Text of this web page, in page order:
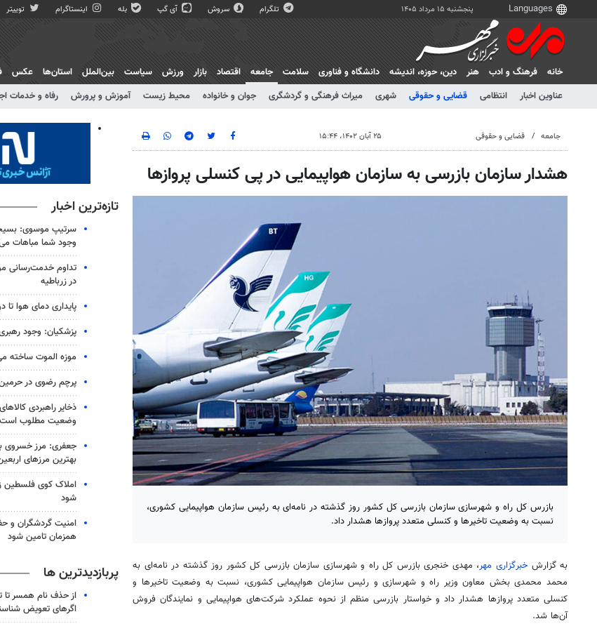
پنجشنبه ۱۵ مرداد ۱۴۰۵ تلگرام سروش آی گپ بله اینستاگرام توییتر
خانه فرهنگ و ادب هنر دين، حوزه، انديشه دانشگاه و فناوری سلامت
جامعه
عناوین اخبار
انتظامی قضایی و حقوقی شهری میراث فرهنگی و گردشگری جوان و خانواده محیط زیست آموزش و پرورش رفاه و خدمات
اقتصاد بازار ورزش سیاست بین‌الملل استان‌ها عکس
جامعه قضایی و حقوقی ۲۵ آبان ۱۴۰۲، ۱۵:۴۴
هشدار سازمان بازرسی به سازمان هواپیمایی در پی کنسلی پروازها
بازرس کل راه و شهرسازی سازمان بازرسی کل کشور روز گذشته در نامه‌ای به رئیس سازمان هواپیمایی کشوری،
نسبت به وضعیت تاخیرها و کنسلی متعدد پروازها هشدار داد.
به گزارش خبرگزاری مهر، مهدی خنجری بازرس کل راه و شهرسازی سازمان بازرسی کل کشور روز گذشته در نامه‌ای به
محمد محمدی بخش معاون وزیر راه و شهرسازی و رئیس سازمان هواپیمایی کشوری، نسبت به وضعیتتاخیرها و
کنسلی متعدد پروازها هشدار داد و خواستار بازرسی منظم از نحوه عملکرد شرکت‌های هواپیمایی و نمایندگان فروش
آن‌ها شد.
تازه‌ترین اخبار
سرتیپ موسوی:
وجود شما مباهات
تداوم خدمت‌رسانی
در زرباطیه
پایداری دمای هوا تا
پزشکیان: وجود
موزه الموت ساخته
پرچم رضوی در
ذخایر راهبردی
وضعیت مطلوب است
جعفری: مرز خسروی با
بهترین مرزهای
املاک کوی فلسطین
شود
امنیت گردشگران و
همزمان تامین شود
پربازدیدترین ها
از حذف نام همسر تا
اگرهای تعویض